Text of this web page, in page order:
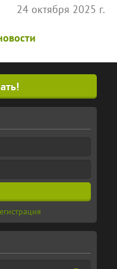
24 октября 2025 г.